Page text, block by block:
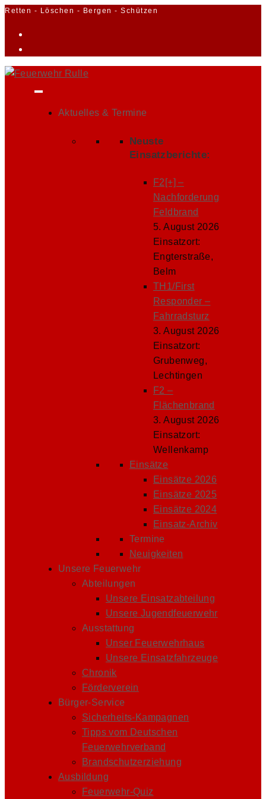
Zum
Retten - Löschen - Bergen - Schützen
Aktuelles & Termine
Neuste
Einsatzberichte:
F2[+] –
Nachforderung
Feldbrand
5. August 2026
Einsatzort:
Engterstraße,
Belm
TH1/First
Responder –
Fahrradsturz
3. August 2026
Einsatzort:
Grubenweg,
Lechtingen
F2 –
Flächenbrand
3. August 2026
Einsatzort:
Wellenkamp
Einsätze
Einsätze 2026
Einsätze 2025
Einsätze 2024
Einsatz-Archiv
Termine
Neuigkeiten
Unsere Feuerwehr
Abteilungen
Unsere Einsatzabteilung
Unsere Jugendfeuerwehr
Ausstattung
Unser Feuerwehrhaus
Unsere Einsatzfahrzeuge
Chronik
Förderverein
Bürger-Service
Sicherheits-Kampagnen
Tipps vom Deutschen
Feuerwehrverband
Brandschutzerziehung
Ausbildung
Feuerwehr-Quiz